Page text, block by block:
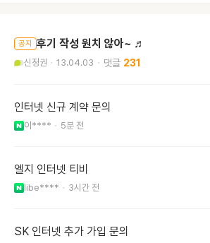
공지 후기 작성 원치 않아~ ♬
신정권 13.04.03 231
인터넷 신규 계약 문의
이**** 5분 전
엘지 인터넷 티비
libe**** 3시간 전
SK 인터넷 추가 가입 문의